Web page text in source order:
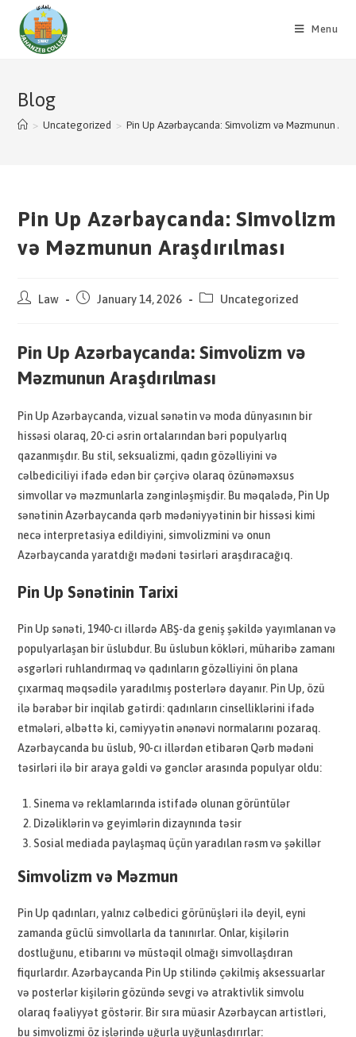
content
Menu
Blog
> Uncategorized > Pin Up Azərbaycanda: Simvolizm və Məzmunun
Pin Up Azərbaycanda: Simvolizm
və Məzmunun Araşdırılması
PostLaw
Post January 14, 2026
PostUncategorized
Pin Up Azərbaycanda: Simvolizm və
Məzmunun Araşdırılması
Pin Up Azərbaycanda, vizual sənətin və moda dünyasının bir
hissəsi olaraq, 20-ci əsrin ortalarından bəri populyarlıq
qazanmışdır. Bu stil, seksualizmi, qadın gözəlliyini və
cəlbediciliyi ifadə edən bir çərçivə olaraq özünəməxsus
simvollar və məzmunlarla zənginləşmişdir. Bu məqalədə, Pin Up
sənətinin Azərbaycanda qərb mədəniyyətinin bir hissəsi kimi
necə interpretasiya edildiyini, simvolizmini və onun
Azərbaycanda yaratdığı mədəni təsirləri araşdıracağıq.
Pin Up Sənətinin Tarixi
Pin Up sənəti, 1940-cı illərdə ABŞ-da geniş şəkildə yayımlanan və
populyarlaşan bir üslubdur. Bu üslubun kökləri, müharibə zamanı
əsgərləri ruhlandırmaq və qadınların gözəlliyini ön plana
çıxarmaq məqsədilə yaradılmış posterlərə dayanır. Pin Up, özü
ilə bərabər bir inqilab gətirdi: qadınların cinselliklərini ifadə
etmələri, əlbəttə ki, cəmiyyətin ənənəvi normalarını pozaraq.
Azərbaycanda bu üslub, 90-cı illərdən etibarən Qərb mədəni
təsirləri ilə bir araya gəldi və gənclər arasında populyar oldu:
Sinema və reklamlarında istifadə olunan görüntülər
Dizəliklərin və geyimlərin dizaynında təsir
Sosial mediada paylaşmaq üçün yaradılan rəsm və şəkillər
Simvolizm və Məzmun
Pin Up qadınları, yalnız cəlbedici görünüşləri ilə deyil, eyni
zamanda güclü simvollarla da tanınırlar. Onlar, kişilərin
dostluğunu, etibarını və müstəqil olmağı simvollaşdıran
fiqurlardır. Azərbaycanda Pin Up stilində çəkilmiş aksessuarlar
və posterlər kişilərin gözündə sevgi və atraktivlik simvolu
olaraq fəaliyyət göstərir. Bir sıra müasir Azərbaycan artistləri,
bu simvolizmi öz işlərində uğurla uyğunlaşdırırlar: